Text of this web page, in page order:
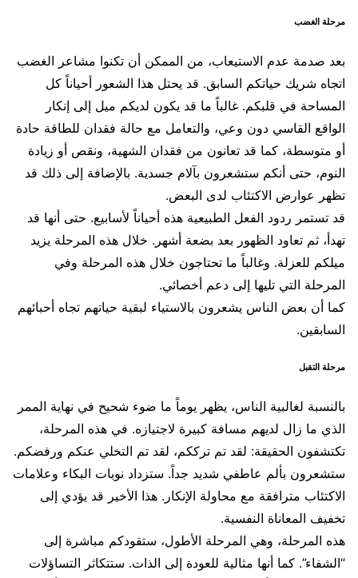
مرحلة الغضب
بعد صدمة عدم الاستيعاب، من الممكن أن تكنوا مشاعر الغضب
اتجاه شريك حياتكم السابق. قد يحتل هذا الشعور أحياناً كل
المساحة في قلبكم. غالباً ما قد يكون لديكم ميل إلى إنكار
الواقع القاسي دون وعي، والتعامل مع حالة فقدان للطاقة حادة
أو متوسطة، كما قد تعانون من فقدان الشهية، ونقص أو زيادة
النوم، حتى أنكم ستشعرون بآلام جسدية. بالإضافة إلى ذلك قد
تظهر عوارض الاكتئاب لدى البعض.
قد تستمر ردود الفعل الطبيعية هذه أحياناً لأسابيع. حتى أنها قد
تهدأ، ثم تعاود الظهور بعد بضعة أشهر. خلال هذه المرحلة يزيد
ميلكم للعزلة. وغالباً ما تحتاجون خلال هذه المرحلة وفي
المرحلة التي تليها إلى دعم أخصائي.
كما أن بعض الناس يشعرون بالاستياء لبقية حياتهم تجاه أحبائهم
السابقين.
مرحلة التقبل
بالنسبة لغالبية الناس، يظهر يوماً ما ضوء شحيح في نهاية الممر
الذي ما زال لديهم مسافة كبيرة لاجتيازه. في هذه المرحلة،
تكتشفون الحقيقة: لقد تم ترككم، لقد تم التخلي عنكم ورفضكم.
ستشعرون بألم عاطفي شديد جداً. ستزداد نوبات البكاء وعلامات
الاكتئاب مترافقة مع محاولة الإنكار. هذا الأخير قد يؤدي إلى
تخفيف المعاناة النفسية.
هذه المرحلة، وهي المرحلة الأطول، ستقودكم مباشرة إلى
“الشفاء”. كما أنها مثالية للعودة إلى الذات. ستتكاثر التساؤلات